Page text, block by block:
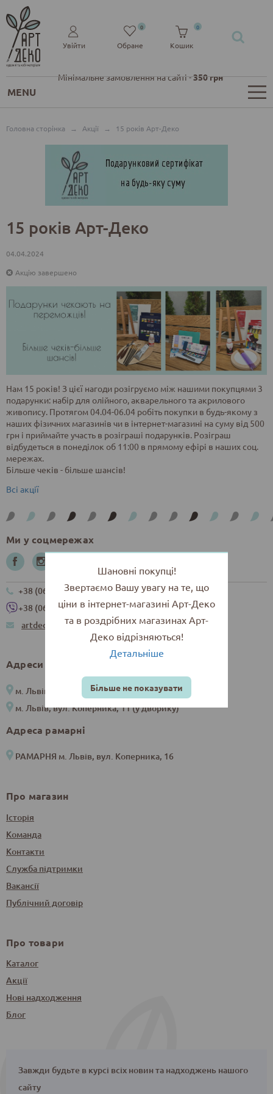
Мінімальне замовлення на сайті -350 грн
Увійти Обране
0
Кошик
0
MENU
Головна сторінка → Акції → 15 років Арт-Деко
15 років Арт-Деко
04.04.2024
Акцію завершено
Нам 15 років! З цієї нагоди розігруємо між нашими покупцями 3
подарунки: набір для олійного, акварельного та акрилового
живопису. Протягом 04.04-06.04 робіть покупки в будь-якому з
наших фізичних магазинів чи в інтернет-магазині на суму від 500
грн і приймайте участь в розіграші подарунків. Розіграш
відбудеться в понеділок об 11:00 в прямому ефірі в наших соц.
мережах.
Більше чеків - більше шансів!
Всі акції
Ми у соцмережах
+38 (067) 265-55-00
+38 (067) 265-55-00
artdeco.internet@gmail.com
Адреси магазинів
м. Львів, вул. Снопківська, 4
м. Львів, вул. Коперника, 11 (у дворику)
Адреса рамарні
РАМАРНЯ м. Львів, вул. Коперника, 16
Про магазин
Історія
Команда
Контакти
Служба підтримки
Вакансії
Публічний договір
Про товари
Каталог
Акції
Нові надходження
Блог
Завжди будьте в курсі всіх новин та надходжень нашого
сайту
Шановні покупці!
Звертаємо Вашу увагу на те, що
ціни в інтернет-магазині Арт-Деко
та в роздрібних магазинах Арт-
Деко відрізняються!
Детальніше
Більше не показувати